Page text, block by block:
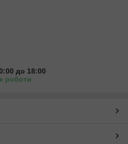
до 18:00
роботи